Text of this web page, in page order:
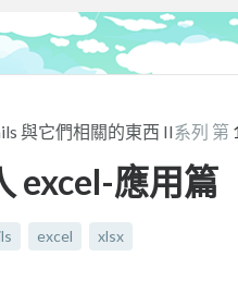
與它們相關的東西 II系列 第
excel-應用篇
excel xlsx